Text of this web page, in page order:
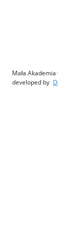
Mała
developed by